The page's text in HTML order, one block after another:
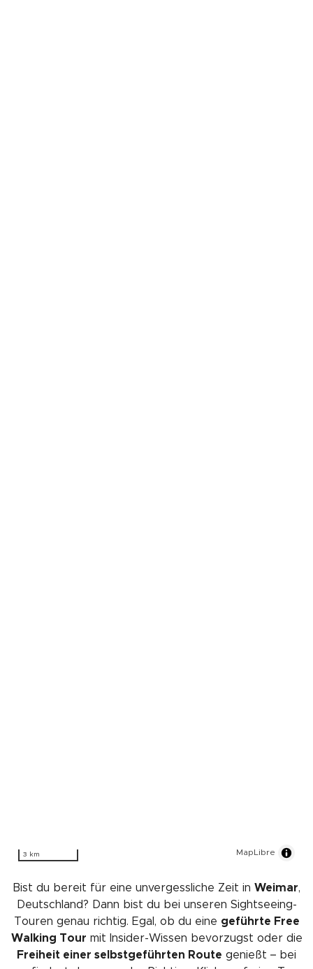
3 km MapLibre
Bist du bereit für eine unvergessliche Zeit in Weimar,
Deutschland? Dann bist du bei unseren Sightseeing-
Touren genau richtig. Egal, ob du eine geführte Free
Walking Tour mit Insider-Wissen bevorzugst oder die
Freiheit einer selbstgeführten Route genießt – bei